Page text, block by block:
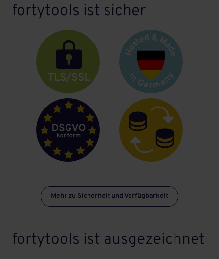
fortytools ist sicher
Mehr zu Sicherheit und Verfügbarkeit
fortytools ist ausgezeichnet